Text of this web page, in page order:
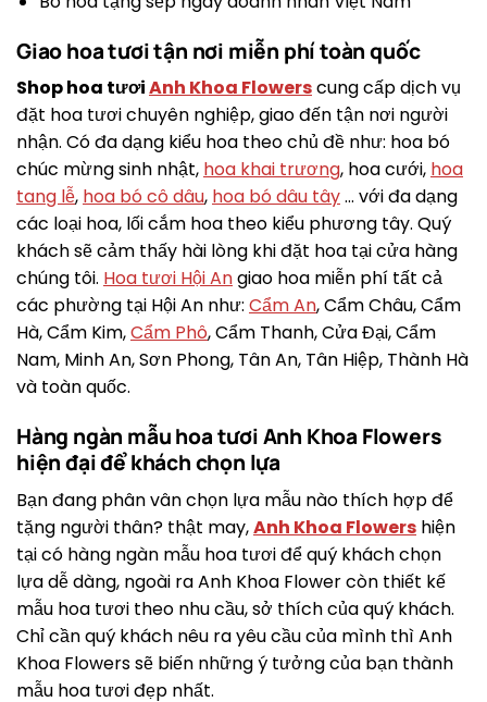
Giao hoa tươi tận nơi miễn phí toàn quốc
Shop hoa tươiAnh Khoa Flowerscung cấp dịch vụ
đặt hoa tươi chuyên nghiệp, giao đến tận nơi người
nhận. Có đa dạng kiểu hoa theo chủ đề như: hoa bó
chúc mừng sinh nhật, hoa khai trương, hoa cưới, hoa
tang lễ, hoa bó cô dâu, hoa bó dâu tây… với đa dạng
các loại hoa, lối cắm hoa theo kiểu phương tây. Quý
khách sẽ cảm thấy hài lòng khi đặt hoa tại cửa hàng
chúng tôi. Hoa tươi Hội Angiao hoa miễn phí tất cả
các phường tại Hội An như: Cẩm An, Cẩm Châu, Cẩm
Hà, Cẩm Kim,Cẩm Phô, Cẩm Thanh, Cửa Đại, Cẩm
Nam, Minh An, Sơn Phong, Tân An, Tân Hiệp, Thành Hà
và toàn quốc.
Hàng ngàn mẫu hoa tươi Anh Khoa Flowers
hiện đại để khách chọn lựa
Bạn đang phân vân chọn lựa mẫu nào thích hợp để
tặng người thân? thật may,Anh Khoa Flowers hiện
tại có hàng ngàn mẫu hoa tươi để quý khách chọn
lựa dễ dàng, ngoài ra Anh Khoa Flower còn thiết kế
mẫu hoa tươi theo nhu cầu, sở thích của quý khách.
Chỉ cần quý khách nêu ra yêu cầu của mình thì Anh
Khoa Flowers sẽ biến những ý tưởng của bạn thành
mẫu hoa tươi đẹp nhất.